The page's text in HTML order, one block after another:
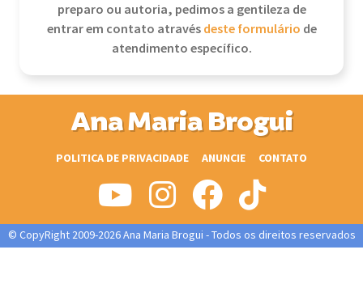
preparo ou autoria, pedimos a gentileza de
entrar em contato atravésdeste formulário de
atendimento específico.
Ana Maria Brogui
POLITICA DE PRIVACIDADE ANUNCIE CONTATO
© CopyRight 2009-2026 Ana Maria Brogui - Todos os direitos reservados